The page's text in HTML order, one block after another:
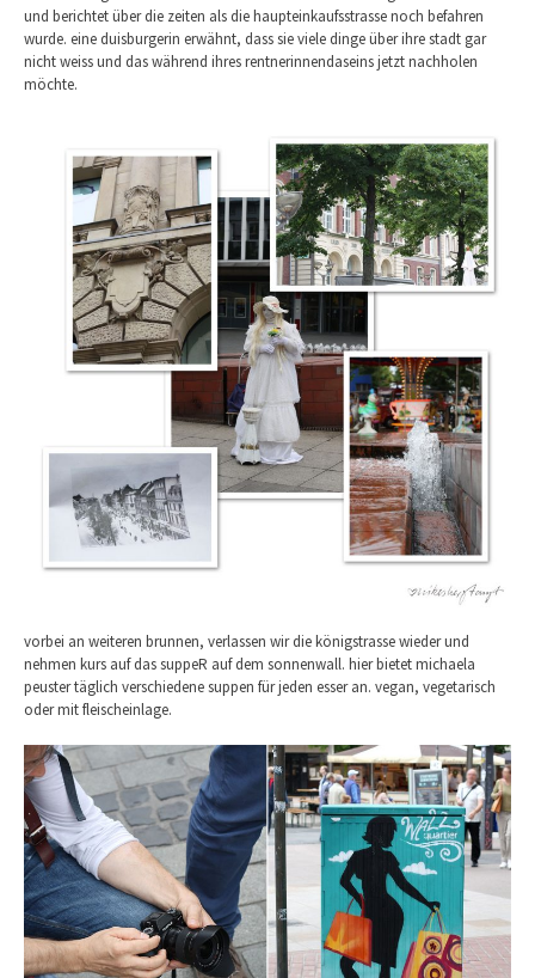
und berichtet über die zeiten als die haupteinkaufsstrasse noch befahren
wurde. eine duisburgerin erwähnt, dass sie viele dinge über ihre stadt gar
nicht weiss und das während ihres rentnerinnendaseins jetzt nachholen
möchte.
vorbei an weiteren brunnen, verlassen wir die königstrasse wieder und
nehmen kurs auf das suppeR auf dem sonnenwall. hier bietet michaela
peuster täglich verschiedene suppen für jeden esser an. vegan, vegetarisch
oder mit fleischeinlage.